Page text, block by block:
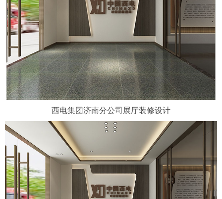
西电集团济南分公司展厅装修设计